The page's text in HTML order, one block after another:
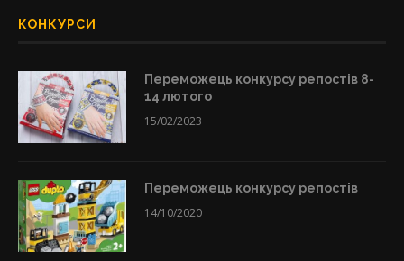
КОНКУРСИ
Переможець конкурсу репостів 8-
14 лютого
15/02/2023
Переможець конкурсу репостів
14/10/2020